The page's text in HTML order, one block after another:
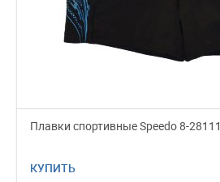
Плавки спортивные Speedo 8-28111
КУПИТЬ